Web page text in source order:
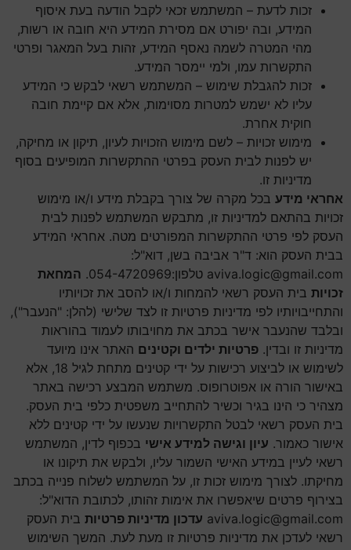
זכות לדעת – המשתמש זכאי לקבל הודעה בעת איסוף
המידע, ובה יפורט אם מסירת המידע היא חובה או רשות,
מהי המטרה לשמה נאסף המידע, זהות בעל המאגר ופרטי
התקשרות עמו, ולמי יימסר המידע.
זכות להגבלת שימוש – המשתמש רשאי לבקש כי המידע
עליו לא ישמש למטרות מסוימות, אלא אם קיימת חובה
חוקית אחרת.
מימוש זכויות – לשם מימוש הזכויות לעיון, תיקון או מחיקה,
יש לפנות לבית העסק בפרטי ההתקשרות המופיעים בסוף
מדיניות זו.
אחראי מידע בכל מקרה של צורך בקבלת מידע ו/או מימוש
זכויות בהתאם למדיניות זו, מתבקש המשתמש לפנות לבית
העסק לפי פרטי ההתקשרות המפורטים מטה. אחראי המידע
בבית העסק הוא: ד"ר אביבה בשן, דוא"ל:
aviva.logic@gmail.com טלפון:054-4720969.
המחאת
זכויות בית העסק רשאי להמחות ו/או להסב את זכויותיו
והתחייבויותיו לפי מדיניות פרטיות זו לצד שלישי (להלן: "הנעבר"),
ובלבד שהנעבר אישר בכתב את מחויבותו לעמוד בהוראות
מדיניות זו ובדין. פרטיות ילדים וקטינים האתר אינו מיועד
לשימוש או לביצוע רכישות על ידי קטינים מתחת לגיל 18, אלא
באישור הורה או אפוטרופוס. משתמש המבצע רכישה באתר
מצהיר כי הינו בגיר וכשיר להתחייב משפטית כלפי בית העסק.
בית העסק רשאי לבטל התקשרויות שנעשו על ידי קטינים ללא
אישור כאמור. עיון וגישה למידע אישי בכפוף לדין, המשתמש
רשאי לעיין במידע האישי השמור עליו, ולבקש את תיקונו או
מחיקתו. לצורך מימוש זכות זו, על המשתמש לשלוח פנייה בכתב
בצירוף פרטים שיאפשרו את אימות זהותו, לכתובת הדוא"ל:
aviva.logic@gmail.com עדכון מדיניות פרטיות בית העסק
רשאי לעדכן את מדיניות פרטיות זו מעת לעת. המשך השימוש